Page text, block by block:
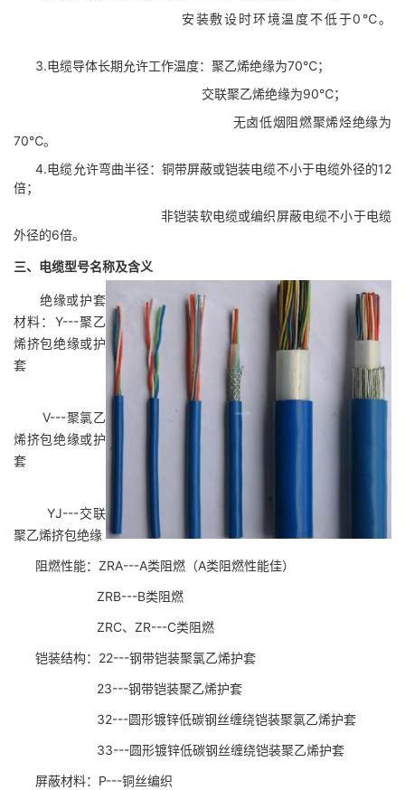
安装敷设时环境温度不低于0℃。
3.电缆导体长期允许工作温度：聚乙烯绝缘为70℃；
交联聚乙烯绝缘为90℃；
无卤低烟阻燃聚烯烃绝缘为
70℃。
4.电缆允许弯曲半径：铜带屏蔽或铠装电缆不小于电缆外径的12
倍；
非铠装软电缆或编织屏蔽电缆不小于电缆
外径的6倍。
三、电缆型号名称及含义
绝缘或护套
材料：Y---聚乙
烯挤包绝缘或护
套
V---聚氯乙
烯挤包绝缘或护
套
YJ---交联
聚乙烯挤包绝缘
阻燃性能：ZRA---A类阻燃（A类阻燃性能佳）
ZRB---B类阻燃
ZRC、ZR---C类阻燃
铠装结构：22---钢带铠装聚氯乙烯护套
23---钢带铠装聚乙烯护套
32---圆形镀锌低碳钢丝缠绕铠装聚氯乙烯护套
33---圆形镀锌低碳钢丝缠绕铠装聚乙烯护套
屏蔽材料：P---铜丝编织